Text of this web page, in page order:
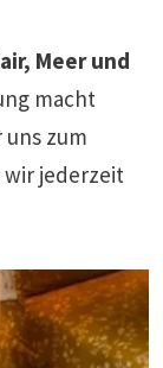
Meer und
macht
zum
wir jederzeit